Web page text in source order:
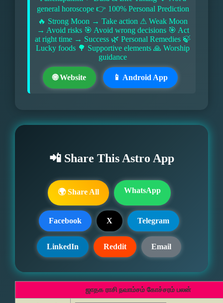
general horoscope 👉 100% Personal Prediction
🔥 Strong Moon → Take action ⚠ Weak Moon
→ Avoid risks 🎯 Avoid wrong decisions 🎯 Act
at right time → Success 🌿 Personal Remedies 🍃
Lucky foods 🌳 Supportive elements 🙏 Worship
guidance
🌐 Website 📱 Android App
📲 Share This Astro App
🌍 Share All WhatsApp
Facebook X Telegram
LinkedIn Reddit Email
ஜாதக ராசி நவாம்சம் கோச்சரம் பலன்